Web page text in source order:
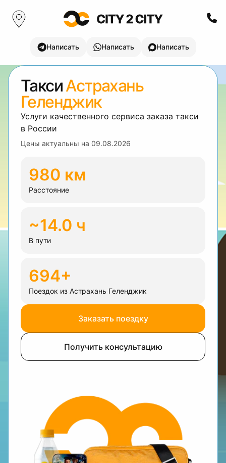
Написать Написать Написать
ТаксиАстрахань
Геленджик
Услуги качественного сервиса заказа такси
в России
Цены актуальны на 09.08.2026
980 км
Расстояние
~14.0 ч
В пути
694+
Поездок из Астрахань Геленджик
Заказать поездку
Получить консультацию